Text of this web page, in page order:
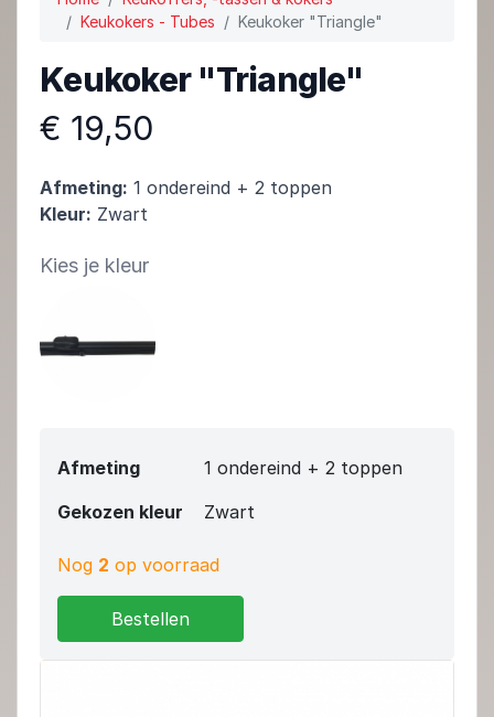
Keukokers - Tubes
Keukoker "Triangle"
Keukoker "Triangle"
€ 19,50
Afmeting: 1 ondereind + 2 toppen
Kleur: Zwart
Kies je kleur
Afmeting
1 ondereind + 2 toppen
Gekozen kleur
Zwart
Nog 2 op voorraad
Bestellen